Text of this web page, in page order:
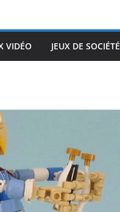
VIDÉO JEUX DE SOCIÉTÉ